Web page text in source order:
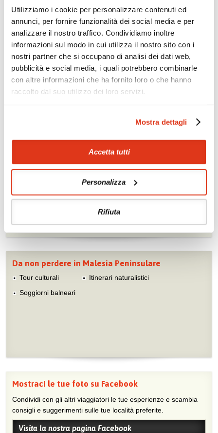
Utilizziamo i cookie per personalizzare contenuti ed
annunci, per fornire funzionalità dei social media e per
analizzare il nostro traffico. Condividiamo inoltre
informazioni sul modo in cui utilizza il nostro sito con i
nostri partner che si occupano di analisi dei dati web,
pubblicità e social media, i quali potrebbero combinarle
con altre informazioni che ha fornito loro o che hanno
raccolto dal suo utilizzo dei loro servizi.
Mostra dettagli
Accetta tutti
Personalizza
Rifiuta
giungla di Kuala Woh.
Quotazioni di alcune proposte di viaggio, modificabili su
Da non perdere in Malesia Peninsulare
Tour culturali
Itinerari naturalistici
Soggiorni balneari
Mostraci le tue foto su Facebook
Condividi con gli altri viaggiatori le tue esperienze e scambia
consigli e suggerimenti sulle tue località preferite.
Visita la nostra pagina Facebook